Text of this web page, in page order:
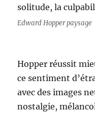
solitude, la
Edward Hopper paysage
Hopper réussit
ce sentiment
avec des images
nostalgie,